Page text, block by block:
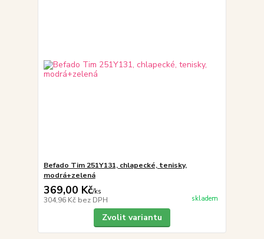
Befado Tim 251Y131, chlapecké, tenisky,
modrá+zelená
369,00 Kč/ks
304,96 Kč bez DPH skladem
Zvolit variantu